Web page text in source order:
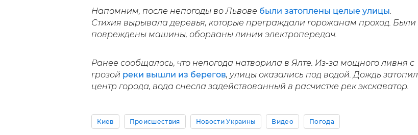
Напомним, после непогоды во Львове были затоплены целые улицы.
Стихия вырывала деревья, которые преграждали горожанам проход. Были
повреждены машины, оборваны линии электропередач.
Ранее сообщалось, что непогода натворила в Ялте. Из-за мощного ливня с
грозой реки вышли из берегов, улицы оказались под водой. Дождь затопил
центр города, вода снесла задействованный в расчистке рек экскаватор.
Киев Происшествия Новости Украины Видео Погода